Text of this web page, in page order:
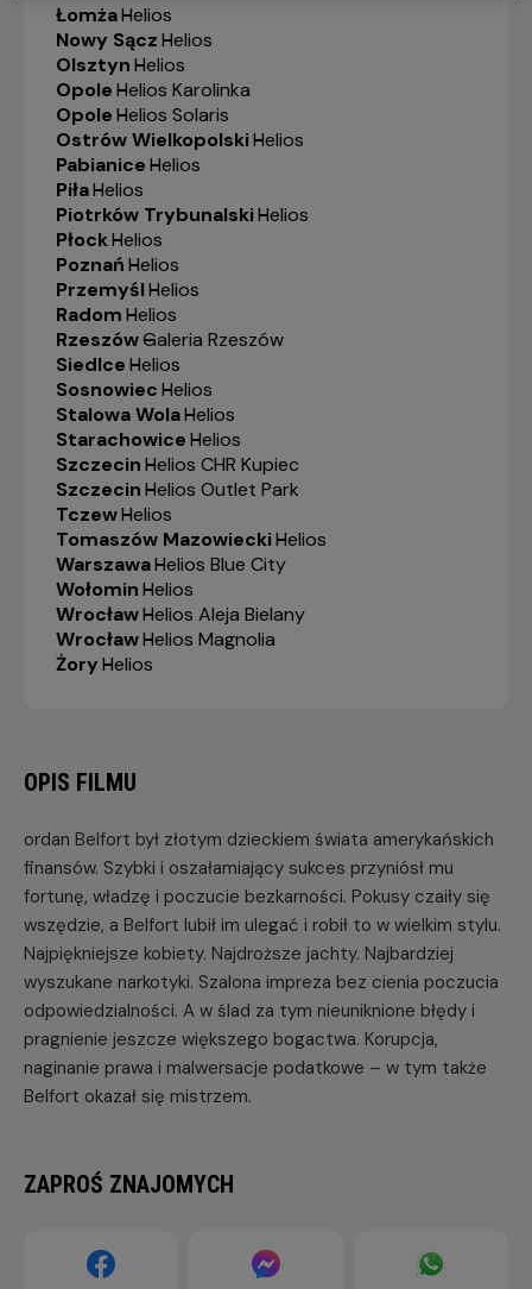
Łomża-
Helios
Nowy Sącz-
Helios
Olsztyn-
Helios
Opole-
Helios Karolinka
Opole-
Helios Solaris
Ostrów Wielkopolski-
Helios
Pabianice-
Helios
Piła-
Helios
Piotrków Trybunalski-
Helios
Płock-
Helios
Poznań-
Helios
Przemyśl-
Helios
Radom-
Helios
Rzeszów-
Galeria Rzeszów
Siedlce-
Helios
Sosnowiec-
Helios
Stalowa Wola-
Helios
Starachowice-
Helios
Szczecin-
Helios CHR Kupiec
Szczecin-
Helios Outlet Park
Tczew-
Helios
Tomaszów Mazowiecki-
Helios
Warszawa-
Helios Blue City
Wołomin-
Helios
Wrocław-
Helios Aleja Bielany
Wrocław-
Helios Magnolia
Żory-
Helios
OPIS FILMU
ordan Belfort był złotym dzieckiem świata amerykańskich
finansów. Szybki i oszałamiający sukces przyniósł mu
fortunę, władzę i poczucie bezkarności. Pokusy czaiły się
wszędzie, a Belfort lubił im ulegać i robił to w wielkim stylu.
Najpiękniejsze kobiety. Najdroższe jachty. Najbardziej
wyszukane narkotyki. Szalona impreza bez cienia poczucia
odpowiedzialności. A w ślad za tym nieuniknione błędy i
pragnienie jeszcze większego bogactwa. Korupcja,
naginanie prawa i malwersacje podatkowe – w tym także
Belfort okazał się mistrzem.
ZAPROŚ ZNAJOMYCH